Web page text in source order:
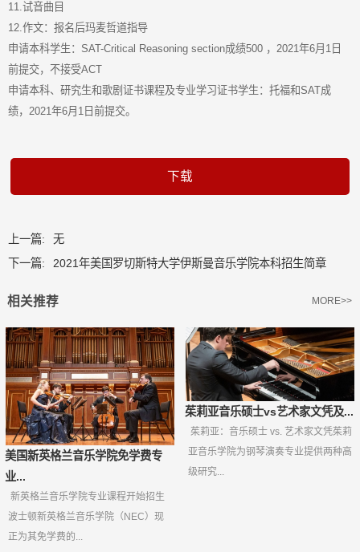
11.试音曲目
12.作文：报名后玛麦哲道指导
申请本科学生：SAT-Critical Reasoning section成绩500 ，2021年6月1日
前提交，不接受ACT
申请本科、研究生和歌剧证书课程及专业学习证书学生：托福和SAT成
绩，2021年6月1日前提交。
下载
上一篇:
无
下一篇:
2021年美国罗切斯特大学伊斯曼音乐学院本科招生简章
相关推荐 MORE>>
美国新英格兰音乐学院免学费专
业...
新英格兰音乐学院专业课程开始招生
波士顿新英格兰音乐学院（NEC）现
正为其免学费的...
茱莉亚音乐硕士vs艺术家文凭及...
茱莉亚：音乐硕士 vs. 艺术家文凭茱莉
亚音乐学院为钢琴演奏专业提供两种高
级研究...